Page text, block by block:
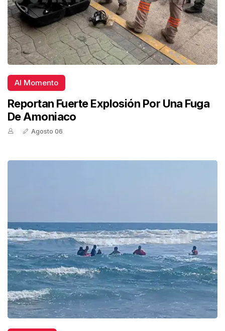
Al Momento
Reportan Fuerte Explosión Por Una Fuga
De Amoniaco
Agosto 06